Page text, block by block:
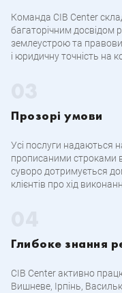
Команда CIB Center
багаторічним досвідом
землеустрою та
і юридичну точність на
Прозорі умови
Усі послуги надаються
прописаними строками
суворо дотримується
клієнтів про хід
Глибоке знання
CIB Center активно
Вишневе, Ірпінь,